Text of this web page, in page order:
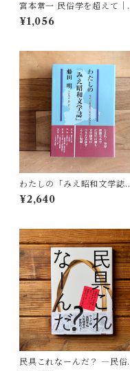
宮本常一 民俗学を超えて｜
村 哲也
¥1,056
わたしの「みえ昭和文学誌
藤田 明
¥2,640
民具これなーんだ？ ―民俗